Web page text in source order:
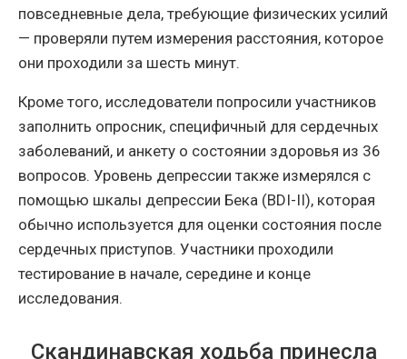
повседневные дела, требующие физических усилий
— проверяли путем измерения расстояния, которое
они проходили за шесть минут.
Кроме того, исследователи попросили участников
заполнить опросник, специфичный для сердечных
заболеваний, и анкету о состоянии здоровья из 36
вопросов. Уровень депрессии также измерялся с
помощью шкалы депрессии Бека (BDI-II), которая
обычно используется для оценки состояния после
сердечных приступов. Участники проходили
тестирование в начале, середине и конце
исследования.
Скандинавская ходьба принесла